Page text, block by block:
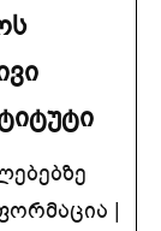
|